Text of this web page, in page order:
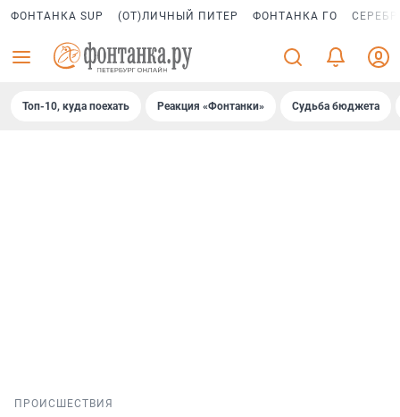
ФОНТАНКА SUP (ОТ)ЛИЧНЫЙ ПИТЕР ФОНТАНКА ГО
Топ-10, куда поехать Реакция «Фонтанки» Судьба бюджета
ПРОИСШЕСТВИЯ